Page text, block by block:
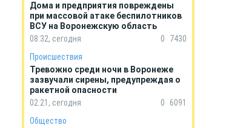
Дома и предприятия повреждены
при массовой атаке беспилотников
ВСУ на Воронежскую область
08:32, сегодня
0
7430
Происшествия
Тревожно среди ночи в Воронеже
зазвучали сирены, предупреждая о
ракетной опасности
02:21, сегодня
0
6091
Общество